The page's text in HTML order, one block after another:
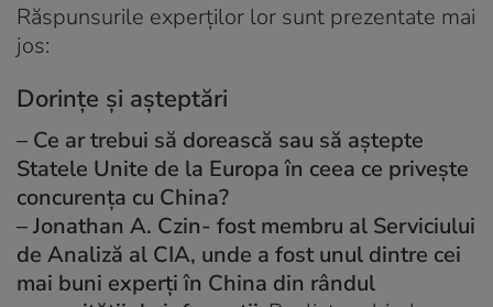
Răspunsurile experților lor sunt prezentate mai
jos:
Dorințe și așteptări
– Ce ar trebui să dorească sau să aștepte
Statele Unite de la Europa în ceea ce privește
concurența cu China?
–Jonathan A. Czin- fost membru al Serviciului
de Analiză al CIA, unde a fost unul dintre cei
mai buni experți în China din rândul